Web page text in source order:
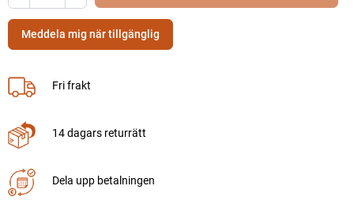
Meddela mig när tillgänglig
Fri frakt
14 dagars returrätt
Dela upp betalningen